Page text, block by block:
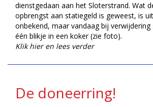
dienstgedaan aan het Sloterstrand. Wat
opbrengst aan statiegeld is geweest, is
onbekend, maar vandaag bij
één blikje in een koker (zie foto).
Klik hier en lees verder
De doneerring!